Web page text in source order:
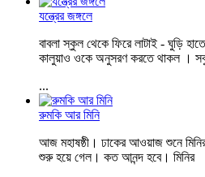
যন্ত্রের জঙ্গলে
বাবলা স্কুল থেকে ফিরে লাটাই - ঘুড়ি
কালুয়াও ওকে অনুসরণ করতে থাকল ।
...
রুমকি আর মিনি
আজ মহাষষ্ঠী। ঢাকের আওয়াজ শুনে
শুরু হয়ে গেল। কত আনন্দ হবে। মিনির